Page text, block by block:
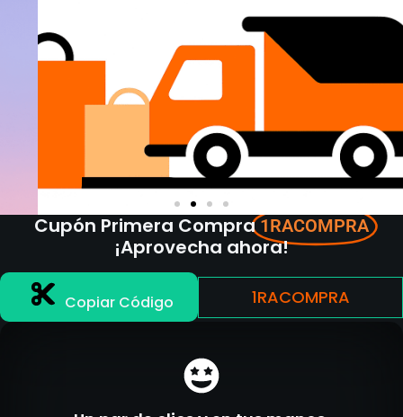
Cupón Primera Compra 1RACOMPRA
¡Aprovecha ahora!
1RACOMPRA
Copiar Código